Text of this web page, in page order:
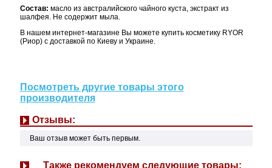
Состав: масло из австралийского чайного куста, экстракт из
шалфея. Не содержит мыла.
В нашем интернет-магазине Вы можете купить косметику RYOR
(Риор) с доставкой по Киеву и Украине.
Посмотреть другие товары этого
производителя
Отзывы:
Ваш отзыв может быть первым.
Также рекомендуем следующие товары: